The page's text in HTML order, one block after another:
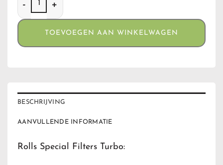
TOEVOEGEN AAN WINKELWAGEN
BESCHRIJVING
AANVULLENDE INFORMATIE
Rolls Special Filters Turbo: